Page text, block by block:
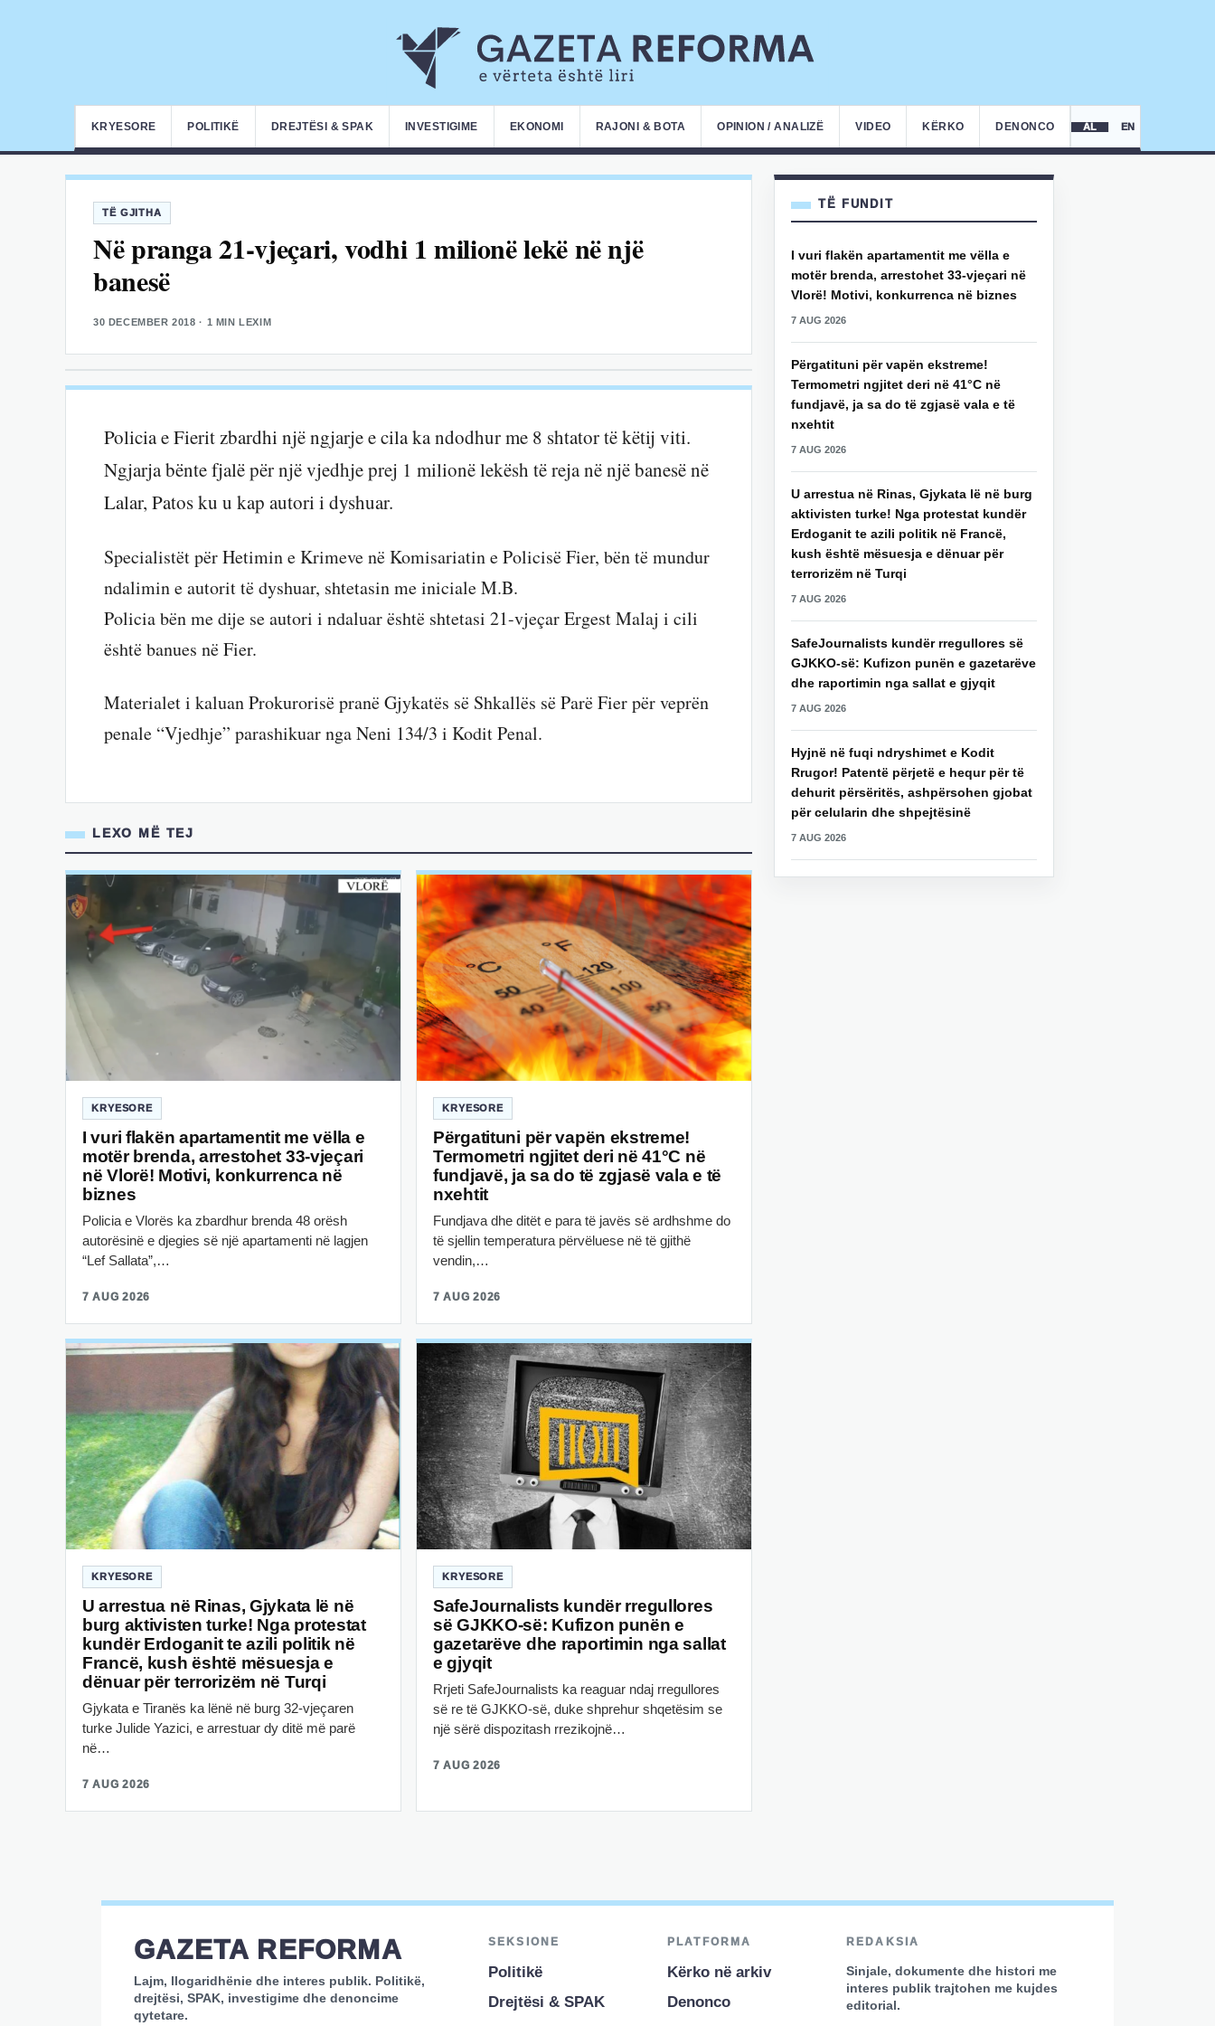
KRYESORE POLITIKË DREJTËSI & SPAK INVESTIGIME EKONOMI RAJONI & BOTA OPINION / ANALIZË VIDEO KËRKO DENONCO AL EN
TË GJITHA
Në pranga 21-vjeçari, vodhi 1 milionë lekë në një
banesë
30 DECEMBER 2018 · 1 MIN LEXIM
Policia e Fierit zbardhi një ngjarje e cila ka ndodhur me 8 shtator të këtij viti.
Ngjarja bënte fjalë për një vjedhje prej 1 milionë lekësh të reja në një banesë në
Lalar, Patos ku u kap autori i dyshuar.
Specialistët për Hetimin e Krimeve në Komisariatin e Policisë Fier, bën të mundur
ndalimin e autorit të dyshuar, shtetasin me iniciale M.B.
Policia bën me dije se autori i ndaluar është shtetasi 21-vjeçar Ergest Malaj i cili
është banues në Fier.
Materialet i kaluan Prokurorisë pranë Gjykatës së Shkallës së Parë Fier për veprën
penale “Vjedhje” parashikuar nga Neni 134/3 i Kodit Penal.
LEXO MË TEJ
KRYESORE
I vuri flakën apartamentit me vëlla e
motër brenda, arrestohet 33-vjeçari
në Vlorë! Motivi, konkurrenca në
biznes
Policia e Vlorës ka zbardhur brenda 48 orësh
autorësinë e djegies së një apartamenti në lagjen
“Lef Sallata”,…
7 AUG 2026
KRYESORE
Përgatituni për vapën ekstreme!
Termometri ngjitet deri në 41°C në
fundjavë, ja sa do të zgjasë vala e të
nxehtit
Fundjava dhe ditët e para të javës së ardhshme do
të sjellin temperatura përvëluese në të gjithë
vendin,…
7 AUG 2026
KRYESORE
U arrestua në Rinas, Gjykata lë në
burg aktivisten turke! Nga protestat
kundër Erdoganit te azili politik në
Francë, kush është mësuesja e
dënuar për terrorizëm në Turqi
Gjykata e Tiranës ka lënë në burg 32-vjeçaren
turke Julide Yazici, e arrestuar dy ditë më parë
në…
7 AUG 2026
KRYESORE
SafeJournalists kundër rregullores
së GJKKO-së: Kufizon punën e
gazetarëve dhe raportimin nga sallat
e gjyqit
Rrjeti SafeJournalists ka reaguar ndaj rregullores
së re të GJKKO-së, duke shprehur shqetësim se
një sërë dispozitash rrezikojnë…
7 AUG 2026
TË FUNDIT
I vuri flakën apartamentit me vëlla e
motër brenda, arrestohet 33-vjeçari në
Vlorë! Motivi, konkurrenca në biznes
7 AUG 2026
Përgatituni për vapën ekstreme!
Termometri ngjitet deri në 41°C në
fundjavë, ja sa do të zgjasë vala e të
nxehtit
7 AUG 2026
U arrestua në Rinas, Gjykata lë në burg
aktivisten turke! Nga protestat kundër
Erdoganit te azili politik në Francë,
kush është mësuesja e dënuar për
terrorizëm në Turqi
7 AUG 2026
SafeJournalists kundër rregullores së
GJKKO-së: Kufizon punën e gazetarëve
dhe raportimin nga sallat e gjyqit
7 AUG 2026
Hyjnë në fuqi ndryshimet e Kodit
Rrugor! Patentë përjetë e hequr për të
dehurit përsëritës, ashpërsohen gjobat
për celularin dhe shpejtësinë
7 AUG 2026
GAZETA REFORMA
Lajm, llogaridhënie dhe interes publik. Politikë,
drejtësi, SPAK, investigime dhe denoncime
qytetare.
SEKSIONE
Politikë
Drejtësi & SPAK
PLATFORMA
Kërko në arkiv
Denonco
REDAKSIA
Sinjale, dokumente dhe histori me
interes publik trajtohen me kujdes
editorial.